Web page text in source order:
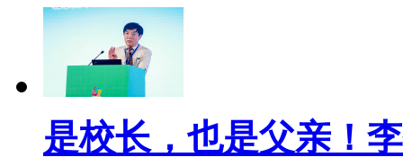
是校长，也是父亲！